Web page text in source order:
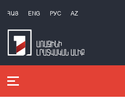
ՀԱՅ ENG РУС AZ